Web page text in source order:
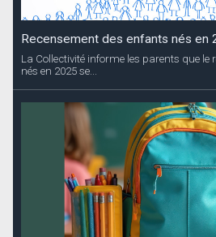
Recensement des enfants nés en
La Collectivité informe les parents que le
nés en 2025 se...